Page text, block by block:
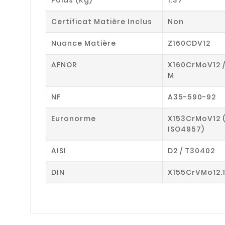
Certificat Matière Inclus Non
Nuance Matière Z160CDV12
AFNOR
X160CrMoV12
M
NF A35-590-92
Euronorme
X153CrMoV12
ISO4957)
AISI D2 / T30402
DIN X155CrVMo12.1